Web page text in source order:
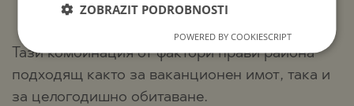
формиран от река Ахелой и морето.
Тази комбинация от фактори прави района
подходящ както за ваканционен имот, така и
за целогодишно обитаване.
ZOBRAZIT PODROBNOSTI
POWERED BY COOKIESCRIPT